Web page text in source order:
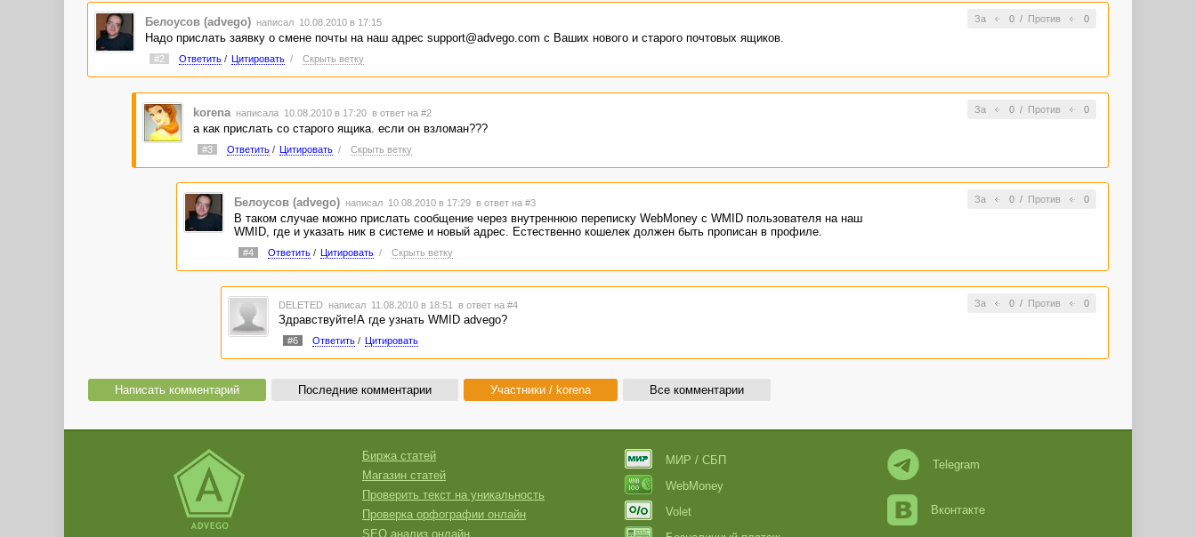
За 0/ Против 0
Белоусов (advego) написал 10.08.2010 в 17:15
Надо прислать заявку о смене почты на наш адрес support@advego.com с Ваших нового и старого почтовых ящиков.
#2 Ответить/ Цитировать / Скрыть ветку
За 0/ Против 0
korena написала 10.08.2010 в 17:20 в ответ на #2
а как прислать со старого ящика. если он взломан???
#3 Ответить/ Цитировать / Скрыть ветку
За 0/ Против 0
Белоусов (advego) написал 10.08.2010 в 17:29 в ответ на #3
В таком случае можно прислать сообщение через внутреннюю переписку WebMoney с WMID пользователя на наш
WMID, где и указать ник в системе и новый адрес. Естественно кошелек должен быть прописан в профиле.
#4 Ответить/ Цитировать / Скрыть ветку
За 0/ Против 0
DELETED написал 11.08.2010 в 18:51 в ответ на #4
Здравствуйте!А где узнать WMID advego?
#6 Ответить/ Цитировать
Написать комментарий Последние комментарии Участники / korena Все комментарии
Биржа статей
Магазин статей
Проверить текст на уникальность
Проверка орфографии онлайн
SEO анализ онлайн
МИР / СБП
WebMoney
Volet
Telegram
Вконтакте